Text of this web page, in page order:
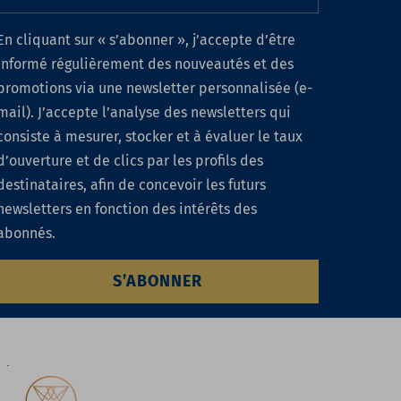
cliquant sur « s’abonner », j’accepte d’être
régulièrement des nouveautés et des
via une newsletter personnalisée (e-
J’accepte l’analyse des newsletters qui
à mesurer, stocker et à évaluer le taux
et de clics par les profils des
afin de concevoir les futurs
en fonction des intérêts des
S’ABONNER